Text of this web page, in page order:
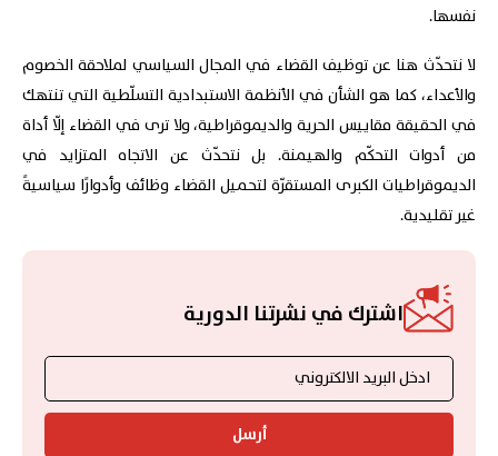
نفسها.
لا نتحدّث هنا عن توظيف القضاء في المجال السياسي لملاحقة الخصوم
والأعداء، كما هو الشأن في الأنظمة الاستبدادية التسلّطية التي تنتهك
في الحقيقة مقاييس الحرية والديموقراطية، ولا ترى في القضاء إلّا أداة
من أدوات التحكّم والهيمنة. بل نتحدّث عن الاتجاه المتزايد في
الديموقراطيات الكبرى المستقرّة لتحميل القضاء وظائف وأدوارًا سياسيةً
غير تقليدية.
اشترك في نشرتنا الدورية
أرسل